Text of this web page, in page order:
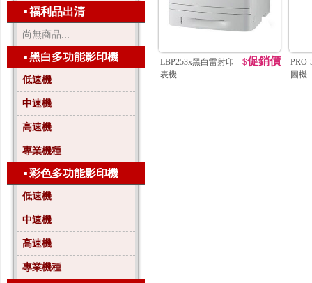
▪福利品出清
尚無商品...
▪黑白多功能影印機
低速機
中速機
高速機
專業機種
▪彩色多功能影印機
低速機
中速機
高速機
專業機種
LBP253x黑白雷射印
表機
$促銷價
圖機